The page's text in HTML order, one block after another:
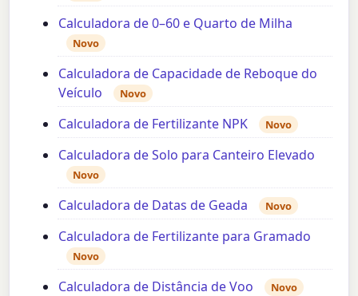
Calculadora de 0–60 e Quarto de Milha
Novo
Calculadora de Capacidade de Reboque do
Veículo
Novo
Calculadora de Fertilizante NPK Novo
Calculadora de Solo para Canteiro Elevado
Novo
Calculadora de Datas de Geada Novo
Calculadora de Fertilizante para Gramado
Novo
Calculadora de Distância de Voo Novo